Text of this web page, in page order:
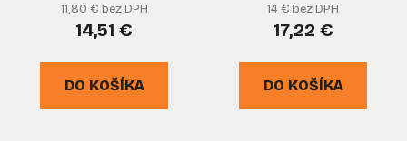
11,80 € bez DPH
14,51 €
DO KOŠÍKA
balenie, KOWAX
14 € bez DPH
17,22 €
DO KOŠÍKA